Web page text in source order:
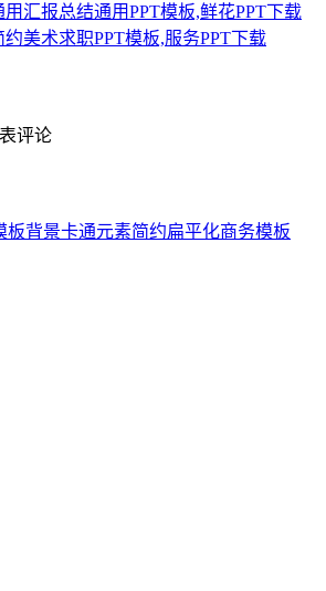
汇报总结通用PPT模板,鲜花PPT下载
美术求职PPT模板,服务PPT下载
评论